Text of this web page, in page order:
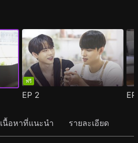
ฟรี
EP 2
เนื้อหาที่แนะนำ รายละเอียด